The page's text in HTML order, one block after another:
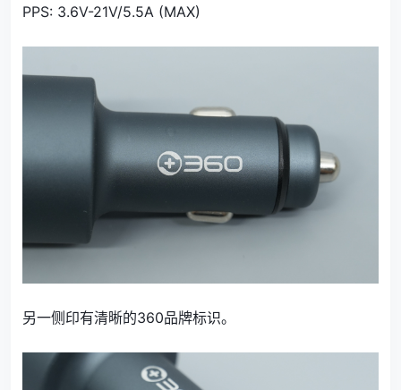
PPS: 3.6V-21V/5.5A (MAX)
另一侧印有清晰的360品牌标识。